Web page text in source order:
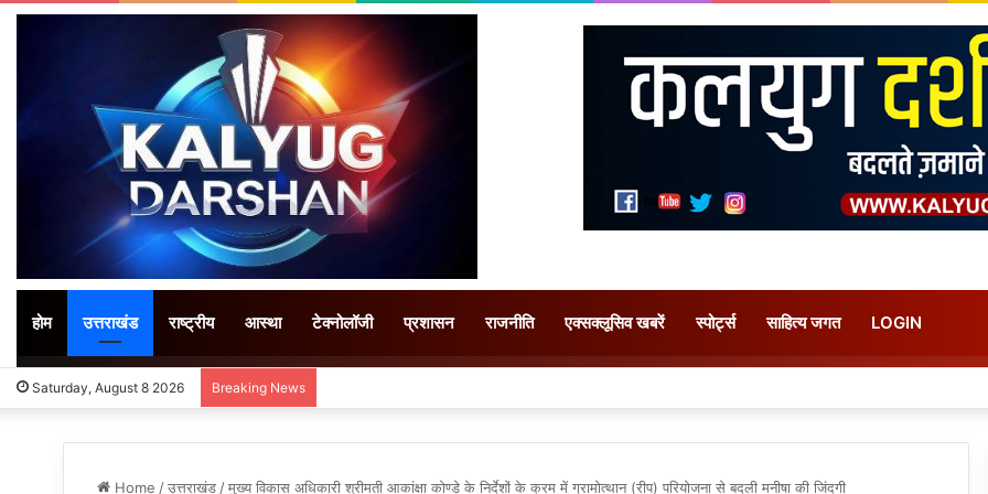
होम उत्तराखंड राष्ट्रीय आस्था टेक्नोलॉजी प्रशासन राजनीति एक्सक्लूसिव खबरें स्पोर्ट्स साहित्य जगत LOGIN
Saturday, August 8 2026 Breaking News
Home /उत्तराखंड /मुख्य विकास अधिकारी श्रीमती आकांक्षा कोण्डे के निर्देशों के क्रम में ग्रामोत्थान (रीप) परियोजना से बदली मनीषा की जिंदगी